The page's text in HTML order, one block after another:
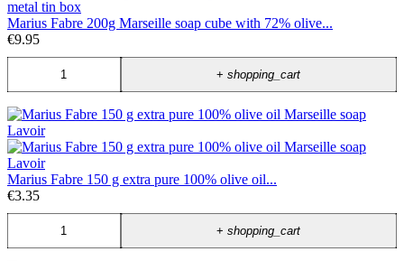
Marius Fabre 200g Marseille soap cube with 72% olive...
€9.95
+shopping_cart
Marius Fabre 150 g extra pure 100% olive oil...
€3.35
+shopping_cart